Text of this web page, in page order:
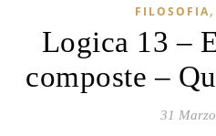
FILOSOFIA,
Logica 13 –
composte –
31